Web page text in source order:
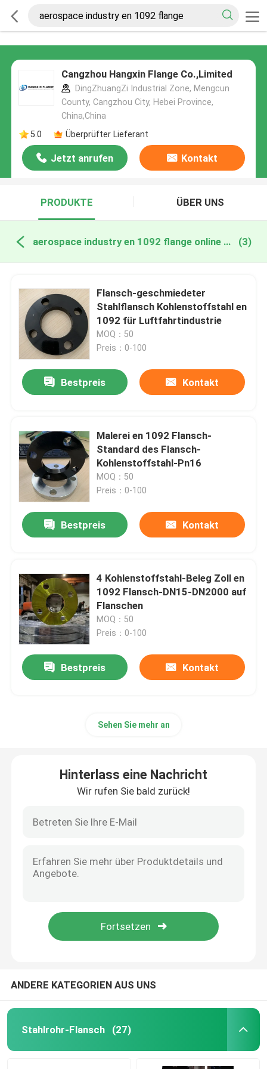
Cangzhou Hangxin Flange Co.,Limited
DingZhuangZi Industrial Zone, Mengcun
County, Cangzhou City, Hebei Province,
China,China
5.0
Überprüfter Lieferant
Jetzt anrufen Kontakt
PRODUKTE ÜBER UNS
aerospace industry en 1092 flange online manufacture (3)
Flansch-geschmiedeter
Stahlflansch Kohlenstoffstahl en
1092 für Luftfahrtindustrie
MOQ：50
Preis：0-100
Bestpreis Kontakt
Malerei en 1092 Flansch-
Standard des Flansch-
Kohlenstoffstahl-Pn16
MOQ：50
Preis：0-100
Bestpreis Kontakt
4 Kohlenstoffstahl-Beleg Zoll en
1092 Flansch-DN15-DN2000 auf
Flanschen
MOQ：50
Preis：0-100
Bestpreis Kontakt
Sehen Sie mehr an
Hinterlass eine Nachricht
Wir rufen Sie bald zurück!
ANDERE KATEGORIEN AUS UNS
Stahlrohr-Flansch (27)